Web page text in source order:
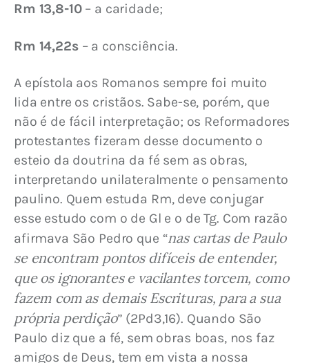
Rm 13,8-10 – a caridade;
Rm 14,22s – a consciência.
A epístola aos Romanos sempre foi muito
lida entre os cristãos. Sabe-se, porém, que
não é de fácil interpretação; os Reformadores
protestantes fizeram desse documento o
esteio da doutrina da fé sem as obras,
interpretando unilateralmente o pensamento
paulino. Quem estuda Rm, deve conjugar
esse estudo com o de Gl e o de Tg. Com razão
afirmava São Pedro que “nas cartas de Paulo
se encontram pontos difíceis de entender,
que os ignorantes e vacilantes torcem, como
fazem com as demais Escrituras, para a sua
própria perdição” (2Pd3,16). Quando São
Paulo diz que a fé, sem obras boas, nos faz
amigos de Deus, tem em vista a nossa